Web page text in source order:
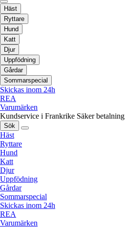
Häst
Ryttare
Hund
Katt
Djur
Uppfödning
Gårdar
Sommarspecial
Skickas inom 24h
REA
Varumärken
Kundservice i Frankrike Säker betalning
Sök
Häst
Ryttare
Hund
Katt
Djur
Uppfödning
Gårdar
Sommarspecial
Skickas inom 24h
REA
Varumärken